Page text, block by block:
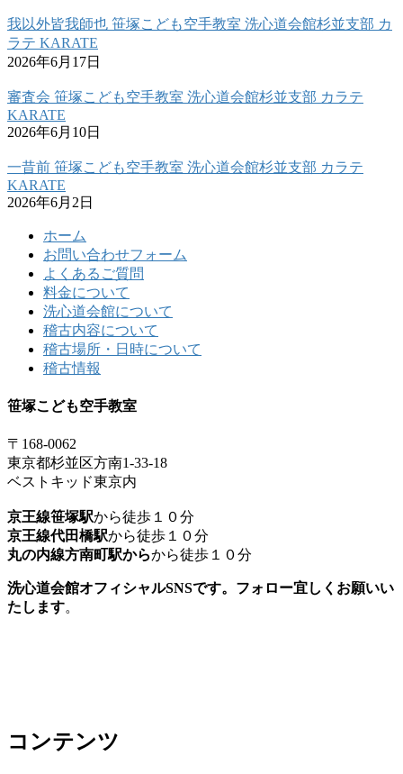
我以外皆我師也 笹塚こども空手教室 洗心道会館杉並支部 カ
ラテ KARATE
2026年6月17日
審査会 笹塚こども空手教室 洗心道会館杉並支部 カラテ
KARATE
2026年6月10日
一昔前 笹塚こども空手教室 洗心道会館杉並支部 カラテ
KARATE
2026年6月2日
ホーム
お問い合わせフォーム
よくあるご質問
料金について
洗心道会館について
稽古内容について
稽古場所・日時について
稽古情報
笹塚こども空手教室
〒168-0062
東京都杉並区方南1-33-18
ベストキッド東京内
京王線笹塚駅から徒歩１０分
京王線代田橋駅から徒歩１０分
丸の内線方南町駅からから徒歩１０分
洗心道会館オフィシャルSNSです。フォロー宜しくお願いい
たします。
コンテンツ